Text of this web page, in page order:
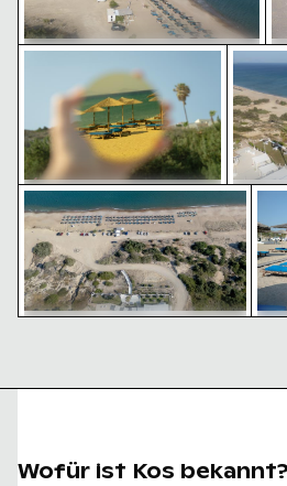
Strand, Kos
Strandansicht durch einen
Strandansicht durch einen
runden Spiegel Strand,
Luftaufnahme des
Wofür ist Kos bekannt?